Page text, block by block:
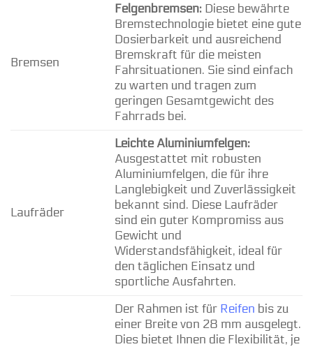
Bremsen
Felgenbremsen:Diese bewährte
Bremstechnologie bietet eine gute
Dosierbarkeit und ausreichend
Bremskraft für die meisten
Fahrsituationen. Sie sind einfach
zu warten und tragen zum
geringen Gesamtgewicht des
Fahrrads bei.
Laufräder
Leichte Aluminiumfelgen:
Ausgestattet mit robusten
Aluminiumfelgen, die für ihre
Langlebigkeit und Zuverlässigkeit
bekannt sind. Diese Laufräder
sind ein guter Kompromiss aus
Gewicht und
Widerstandsfähigkeit, ideal für
den täglichen Einsatz und
sportliche Ausfahrten.
Der Rahmen ist für Reifen bis zu
einer Breite von 28 mm ausgelegt.
Dies bietet Ihnen die Flexibilität, je